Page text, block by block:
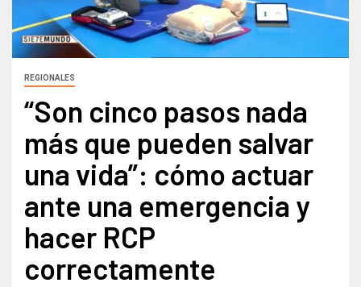
REGIONALES
“Son cinco pasos nada
más que pueden salvar
una vida”: cómo actuar
ante una emergencia y
hacer RCP
correctamente​